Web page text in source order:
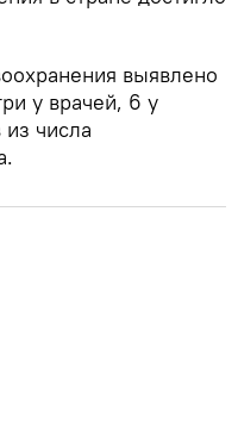
выявлено
у врачей, 6 у
числа